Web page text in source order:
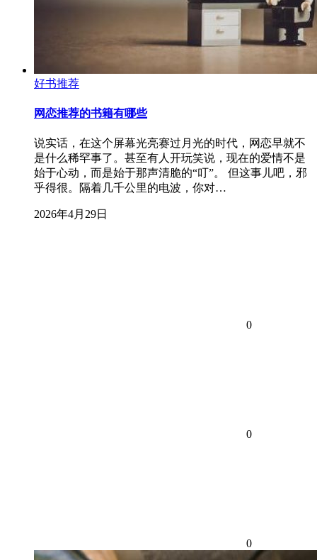
好书推荐
网恋推荐的书籍有哪些
说实话，在这个屏幕光亮赛过月光的时代，网恋早就不
是什么稀罕事了。甚至有人开玩笑说，现在的爱情不是
始于心动，而是始于那声清脆的“叮”。 但这事儿吧，邪
乎得很。隔着几千公里的电波，你对…
2026年4月29日
0
0
0